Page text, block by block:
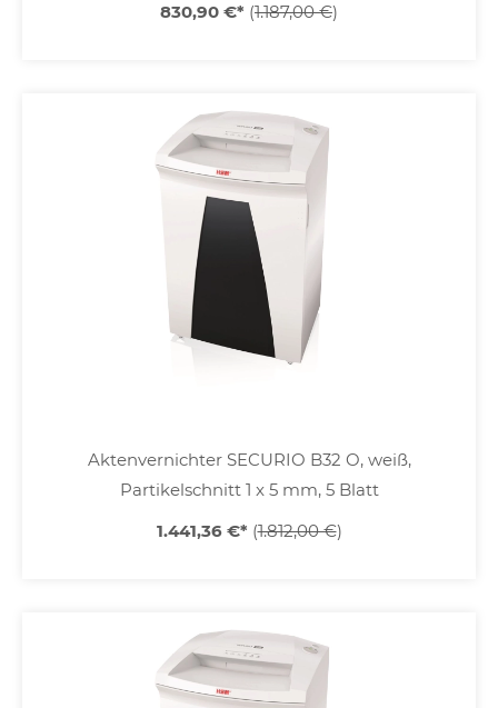
830,90 €* (1.187,00 €)
Aktenvernichter SECURIO B32 O, weiß,
Partikelschnitt 1 x 5 mm, 5 Blatt
1.441,36 €* (1.812,00 €)